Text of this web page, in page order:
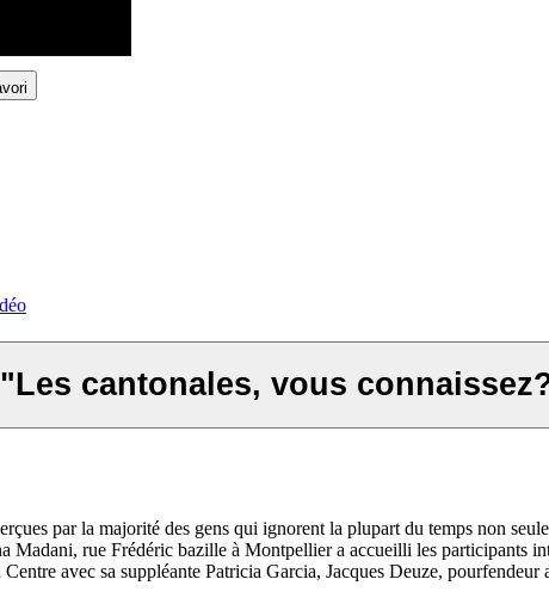
cantonales, vous
par la majorité des gens qui ignorent la plupart du temps non
Madani, rue Frédéric bazille à Montpellier a accueilli les participants
avec sa suppléante Patricia Garcia, Jacques Deuze,